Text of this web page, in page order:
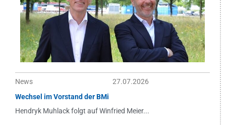
News
27.07.2026
Wechsel im Vorstand der BMi
Hendryk Muhlack folgt auf Winfried Meier...